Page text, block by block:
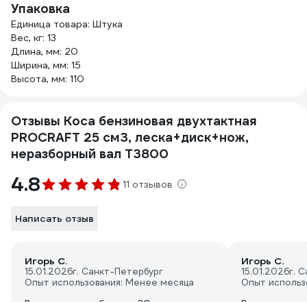
Упаковка
Единица товара: Штука
Вес, кг: 13
Длина, мм: 20
Ширина, мм: 15
Высота, мм: 110
Отзывы Коса бензиновая двухтактная
PROCRAFT 25 см3, леска+диск+нож,
неразборный вал T3800
4.8 11 отзывов
Написать отзыв
Игорь С.
15.01.2026г. Санкт-Петербург
Опыт использования: Менее месяца
Игорь С.
15.01.2026г.
Опыт